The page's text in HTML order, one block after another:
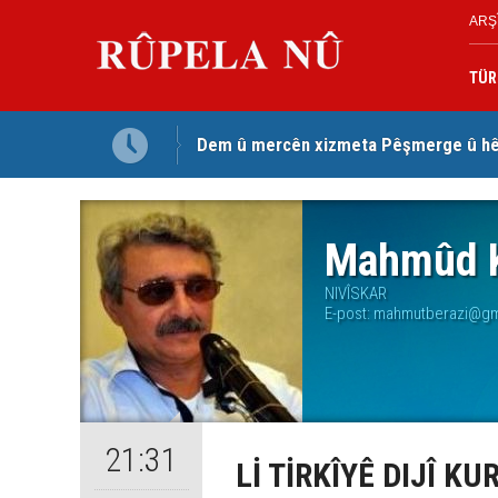
Dem û mercên xizmeta Pêşmerge û
Jina Kurd Şemsî Xusrevi, bi îdamê re
Mahmûd
NIVÎSKAR
E-post:
21:31 Lİ TİRKÎYÊ DIJÎ